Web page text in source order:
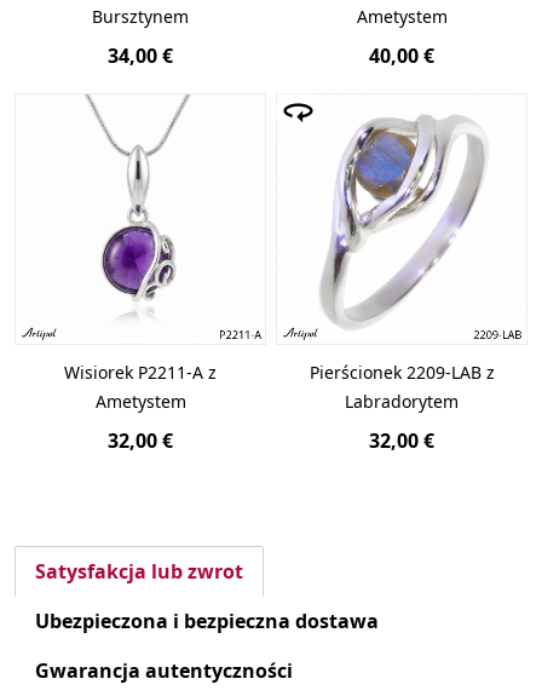
Bursztynem
34,00 €
Ametystem
40,00 €
Wisiorek P2211-A z
Ametystem
32,00 €
Pierścionek 2209-LAB z
Labradorytem
32,00 €
Satysfakcja lub zwrot
Ubezpieczona i bezpieczna dostawa
Gwarancja autentyczności